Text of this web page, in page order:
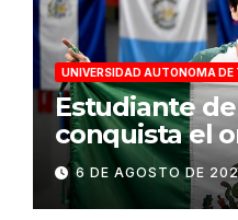
UNIVERSIDAD AUTONOMA
Estudiante de
conquista el
en Santo
6 DE AGOSTO DE